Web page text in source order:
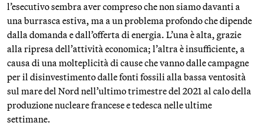
l’esecutivo sembra aver compreso che non siamo davanti a
una burrasca estiva, ma a un problema profondo che dipende
dalla domanda e dall’offerta di energia. L’una è alta, grazie
alla ripresa dell’attività economica; l’altra è insufficiente, a
causa di una molteplicità di cause che vanno dalle campagne
per il disinvestimento dalle fonti fossili alla bassa ventosità
sul mare del Nord nell’ultimo trimestre del 2021 al calo della
produzione nucleare francese e tedesca nelle ultime
settimane.